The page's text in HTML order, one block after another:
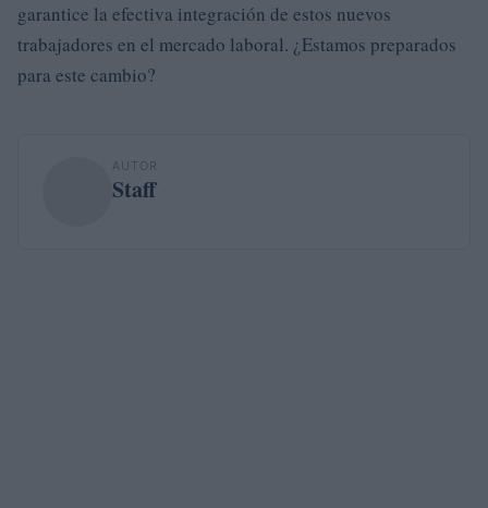
garantice la efectiva integración de estos nuevos
trabajadores en el mercado laboral. ¿Estamos preparados
para este cambio?
AUTOR
Staff